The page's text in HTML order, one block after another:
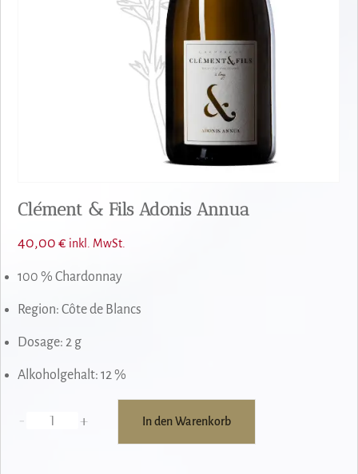
Clément & Fils Adonis Annua
40,00 € inkl. MwSt.
100 % Chardonnay
Region: Côte de Blancs
Dosage: 2 g
Alkoholgehalt: 12 %
-
Clément
+ In den Warenkorb